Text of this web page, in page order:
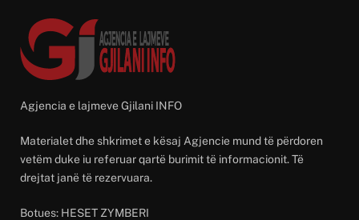
Agjencia e lajmeve Gjilani INFO
Materialet dhe shkrimet e kësaj Agjencie mund të përdoren
vetëm duke iu referuar qartë burimit të informacionit. Të
drejtat janë të rezervuara.
Botues: HESET ZYMBERI